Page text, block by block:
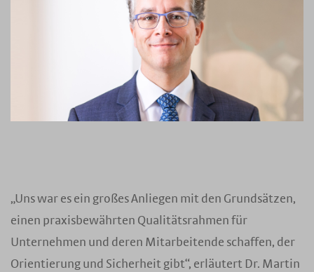
„Uns war es ein großes Anliegen mit den Grundsätzen,
einen praxisbewährten Qualitätsrahmen für
Unternehmen und deren Mitarbeitende schaffen, der
Orientierung und Sicherheit gibt“, erläutert Dr. Martin